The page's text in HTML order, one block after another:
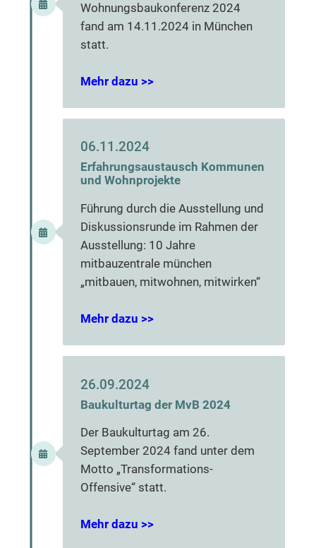
Wohnungsbaukonferenz 2024
fand am 14.11.2024 in München
statt.
Mehr dazu >>
06.11.2024
Erfahrungsaustausch Kommunen
und Wohnprojekte
Führung durch die Ausstellung und
Diskussionsrunde im Rahmen der
Ausstellung: 10 Jahre
mitbauzentrale münchen
„mitbauen, mitwohnen, mitwirken“
Mehr dazu >>
26.09.2024
Baukulturtag der MvB 2024
Der Baukulturtag am 26.
September 2024 fand unter dem
Motto „Transformations-
Offensive“ statt.
Mehr dazu >>